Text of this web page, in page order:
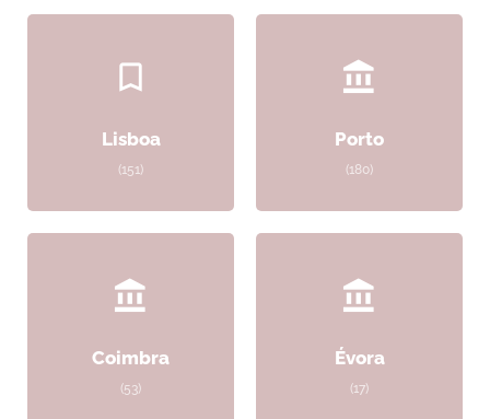
Lisboa
(151)
Porto
(180)
Coimbra
(53)
Évora
(17)